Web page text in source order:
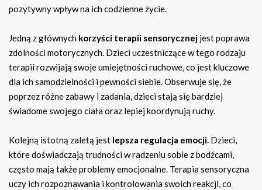
pozytywny wpływ na ich codzienne życie.
Jedną z głównych korzyści terapii sensorycznej jest poprawa
zdolności motorycznych. Dzieci uczestniczące w tego rodzaju
terapii rozwijają swoje umiejętności ruchowe, co jest kluczowe
dla ich samodzielności i pewności siebie. Obserwuje się, że
poprzez różne zabawy i zadania, dzieci stają się bardziej
świadome swojego ciała oraz lepiej koordynują ruchy.
Kolejną istotną zaletą jest lepsza regulacja emocji. Dzieci,
które doświadczają trudności w radzeniu sobie z bodźcami,
często mają także problemy emocjonalne. Terapia sensoryczna
uczy ich rozpoznawania i kontrolowania swoich reakcji, co